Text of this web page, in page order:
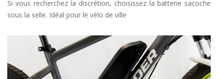
Si vous recherchez la discrétion, choisissez la batterie sacoche
sous la selle. Idéal pour le vélo de ville